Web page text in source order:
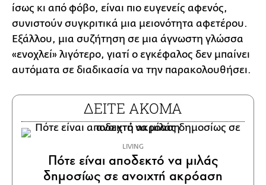
ίσως κι από φόβο, είναι πιο ευγενείς αφενός,
συνιστούν συγκριτικά μια μειονότητα αφετέρου.
Εξάλλου, μια συζήτηση σε μια άγνωστη γλώσσα
«ενοχλεί» λιγότερο, γιατί ο εγκέφαλος δεν μπαίνει
αυτόματα σε διαδικασία να την παρακολουθήσει.
ΔΕΙΤΕ ΑΚΟΜΑ
LIVING
Πότε είναι αποδεκτό να μιλάς
δημοσίως σε ανοιχτή ακρόαση